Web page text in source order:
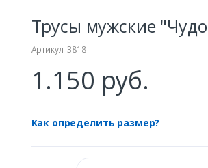
Трусы мужские
Артикул: 3818
1.150 руб.
Как определить размер?